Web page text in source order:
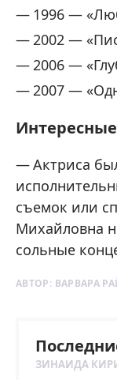
1996 —
2002 —
2006 —
2007 —
Актриса
съемок или
Михайловна
сольные
АВТОР: ВАРВАРА
ЗИНАИДА